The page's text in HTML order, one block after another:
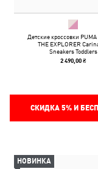
Детские кроссовки
THE EXPLORER
Sneakers Toddlers
2 490,00 ₴
СКИДКА 5%И
НОВИНКА